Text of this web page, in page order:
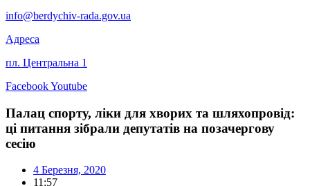
info@berdychiv-rada.gov.ua
Адреса
пл. Центральна 1
FacebookYoutube
Палац спорту, ліки для хворих та шляхопровід:
ці питання зібрали депутатів на позачергову
сесію
4 Березня, 2020
11:57